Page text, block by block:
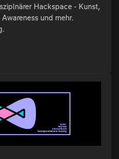
Hackspace - Kunst,
und mehr.